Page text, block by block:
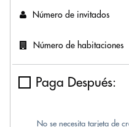
Número de invitados
Número de habitaciones
Paga Después:
No se necesita tarjeta de